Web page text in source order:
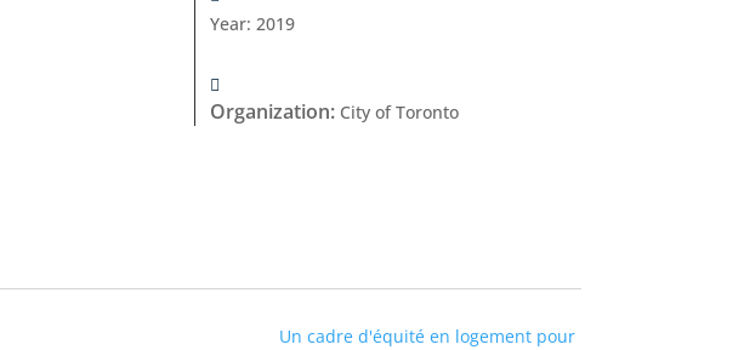
Year: 2019
Organization: City of Toronto
Un cadre d'équité en logement pour